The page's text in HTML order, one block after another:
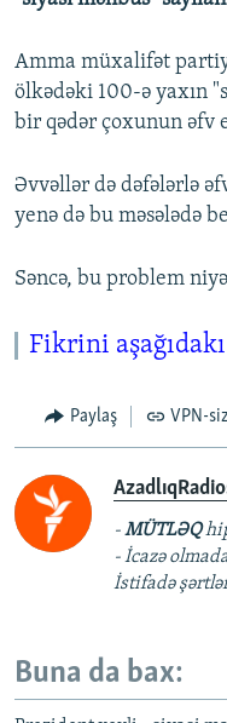
Amma müxalifət
ölkədəki 100-ə yaxın
bir qədər çoxunun əfv
Əvvəllər də dəfələrlə
yenə də bu məsələdə
Səncə, bu problem
Fikrini
Paylaş VPN-
-MÜTLƏQ
- İcazə
İstifadə
Buna da bax: